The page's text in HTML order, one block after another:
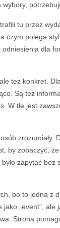
tu przez
czym polega
dla
też konkret.
Są też
W tle jest
zrozumiały.
by zobaczyć,
zapytać bez
bo to jedna z
„event”, ale
Strona